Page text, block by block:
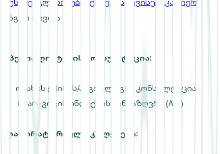
შესახებ კლინიკები ექიმები სერვისებიკარიერა
ანგიო მოვლა
სპეციალისტების კონსულტაცია:
ოჯახის ექიმის/ანგიოლოგის კონსულტაცია
მხარ-გოჯის ინდექსის განსაზღვრა (ABI)
ლაბორატორიული კვლევები: